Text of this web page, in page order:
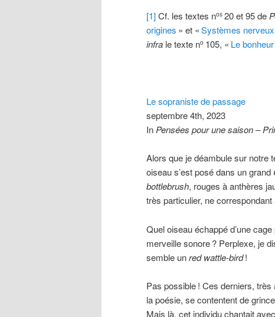
[1]Cf. les textes nos 20 et 95 de
origines » et «Systèmes
infra le texte no 105, « Le
Le sopraniste de passage
septembre 4th, 2023
In Pensées pour une saison –
Alors que je déambule sur notre
oiseau s’est posé dans un grand
bottlebrush, rouges à anthères
très particulier, ne
Quel oiseau échappé d’une
merveille sonore? Perplexe, je
semble unred wattle-bird!
Pas possible! Ces derniers, très
la poésie, se contentent de
Mais là, cet individu chantait